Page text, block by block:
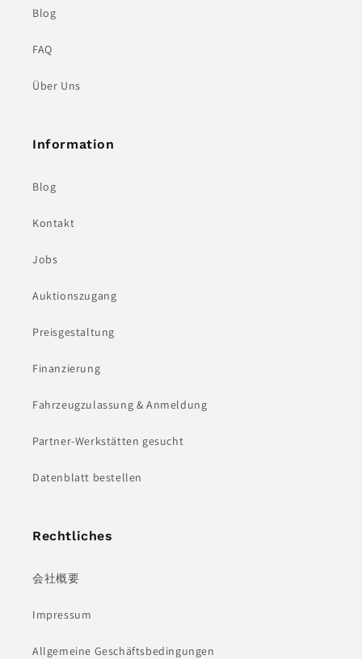
Blog
FAQ
Über Uns
Information
Blog
Kontakt
Jobs
Auktionszugang
Preisgestaltung
Finanzierung
Fahrzeugzulassung & Anmeldung
Partner-Werkstätten gesucht
Datenblatt bestellen
Rechtliches
会社概要
Impressum
Allgemeine Geschäftsbedingungen